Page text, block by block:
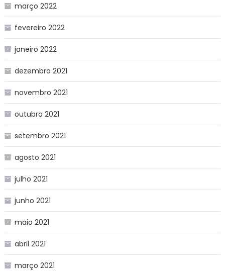
março 2022
fevereiro 2022
janeiro 2022
dezembro 2021
novembro 2021
outubro 2021
setembro 2021
agosto 2021
julho 2021
junho 2021
maio 2021
abril 2021
março 2021